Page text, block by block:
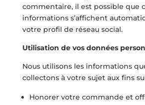
commentaire, il est possible que
informations s’affichent
votre profil de réseau social.
Utilisation de vos données
Nous utilisons les informations
collectons à votre sujet aux fins
Honorer votre commande et